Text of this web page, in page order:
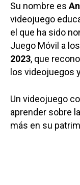
Su nombre es
videojuego
el que ha sido
Juego Móvil a
2023, que
los videojuegos
Un videojuego
aprender sobre
más en su